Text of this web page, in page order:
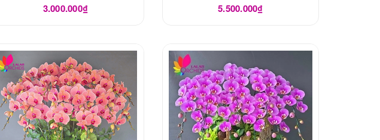
3.000.000₫ 5.500.000₫